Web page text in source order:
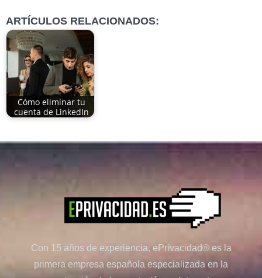
ARTÍCULOS RELACIONADOS:
Cómo eliminar tu
cuenta de LinkedIn
Con 15 años de experiencia, ePrivacidad® es la
primera empresa española especializada en la